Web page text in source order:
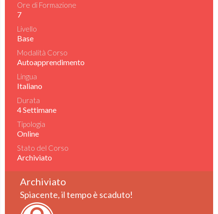
Ore di Formazione
7
Livello
Base
Modalità Corso
Autoapprendimento
Lingua
Italiano
Durata
4 Settimane
Tipologia
Online
Stato del Corso
Archiviato
Archiviato
Spiacente, il tempo è scaduto!